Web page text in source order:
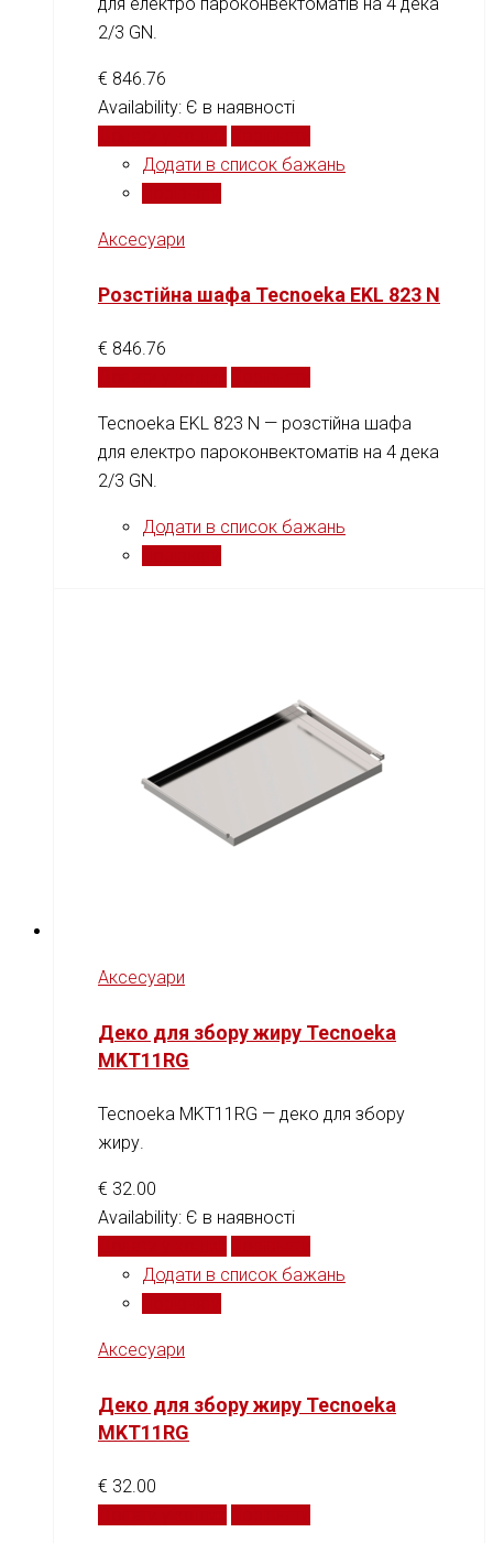
для електро пароконвектоматів на 4 дека
2/3 GN.
€ 846.76
Availability: Є в наявності
Додати в список бажань
Аксесуари
Розстійна шафа Tecnoeka EKL 823 N
€ 846.76
Tecnoeka EKL 823 N — розстійна шафа
для електро пароконвектоматів на 4 дека
2/3 GN.
Додати в список бажань
Аксесуари
Деко для збору жиру Tecnoeka
MKT11RG
Tecnoeka MKT11RG — деко для збору
жиру.
€ 32.00
Availability: Є в наявності
Додати в список бажань
Аксесуари
Деко для збору жиру Tecnoeka
MKT11RG
€ 32.00